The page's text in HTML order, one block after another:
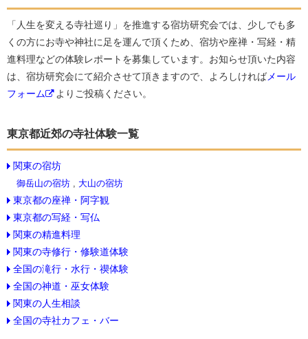
「人生を変える寺社巡り」を推進する宿坊研究会では、少しでも多
くの方にお寺や神社に足を運んで頂くため、宿坊や座禅・写経・精
進料理などの体験レポートを募集しています。お知らせ頂いた内容
は、宿坊研究会にて紹介させて頂きますので、よろしければメール
フォーム
よりご投稿ください。
東京都近郊の寺社体験一覧
関東の宿坊
御岳山の宿坊 , 大山の宿坊
東京都の座禅・阿字観
東京都の写経・写仏
関東の精進料理
関東の寺修行・修験道体験
全国の滝行・水行・禊体験
全国の神道・巫女体験
関東の人生相談
全国の寺社カフェ・バー